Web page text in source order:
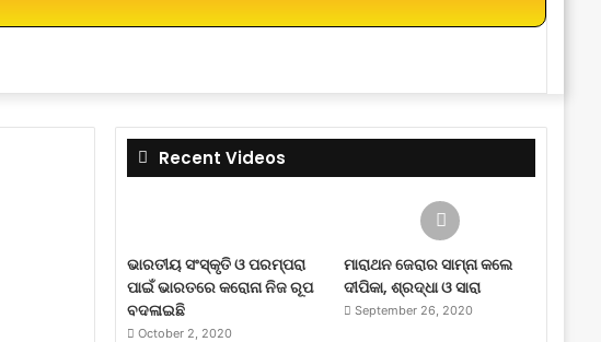
Recent Videos
ଭାରତୀୟ ସଂସ୍କୃତି ଓ ପରମ୍ପରା
ପାଇଁ ଭାରତରେ କରୋନା ନିଜ ରୂପ
ବଦଳାଇଛି
October 2, 2020
ମାରାଥନ ଜେରାର ସାମ୍ନା କଲେ
ଦୀପିକା, ଶ୍ରଦ୍ଧା ଓ ସାରା
September 26, 2020